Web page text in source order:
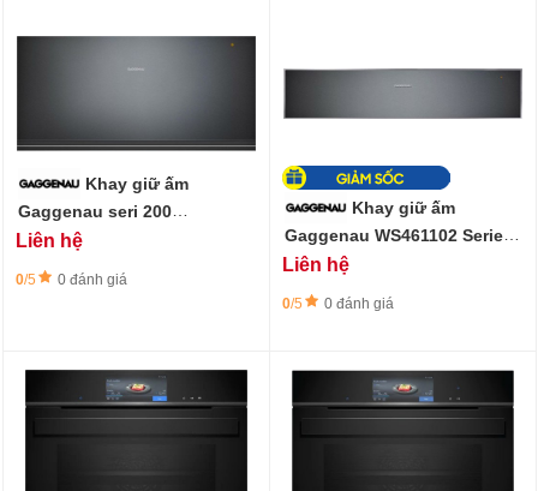
Khay giữ ấm
Gaggenau seri 200
WSP222102
Liên hệ
0/5 0 đánh giá
Khay giữ ấm
Gaggenau WS461102 Serie
400 - 60 x 14 cm
Liên hệ
0/5 0 đánh giá